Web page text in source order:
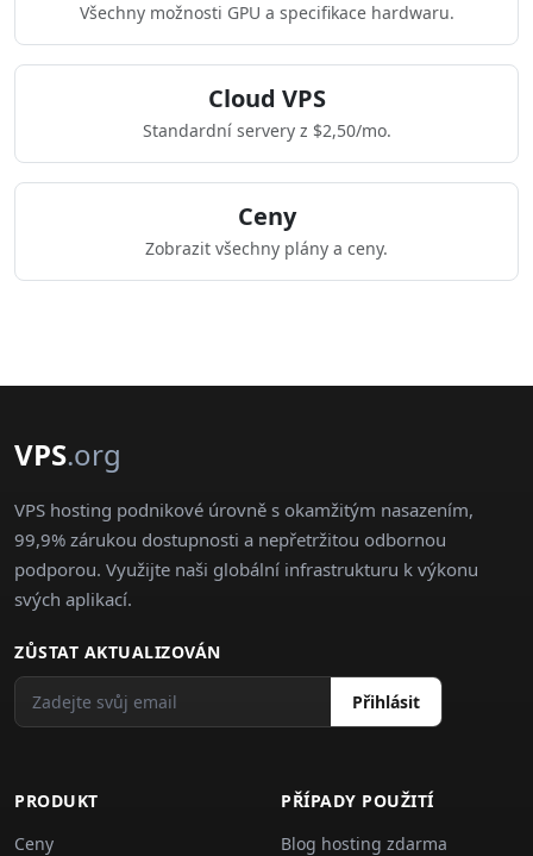
Všechny možnosti GPU a specifikace hardwaru.
Cloud VPS
Standardní servery z $2,50/mo.
Ceny
Zobrazit všechny plány a ceny.
VPS.org
VPS hosting podnikové úrovně s okamžitým nasazením,
99,9% zárukou dostupnosti a nepřetržitou odbornou
podporou. Využijte naši globální infrastrukturu k výkonu
svých aplikací.
ZŮSTAT AKTUALIZOVÁN
Přihlásit
PRODUKT
Ceny
PŘÍPADY POUŽITÍ
Blog hosting zdarma